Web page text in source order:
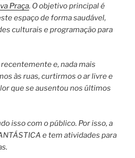
Praça. O objetivo principal é
espaço de forma saudável,
culturais e programação para
e, nada mais
às ruas, curtirmos o ar livre e
que se ausentou nos últimos
isso com o público. Por isso, a
e tem atividades para